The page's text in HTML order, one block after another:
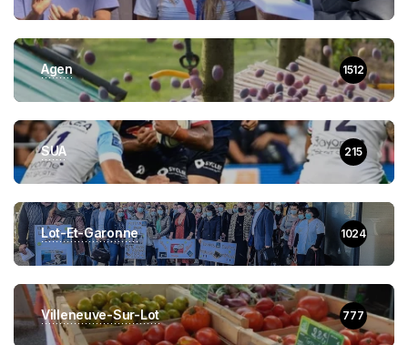
Agen 1512
SUA 215
Lot-Et-Garonne 1024
Villeneuve-Sur-Lot 777